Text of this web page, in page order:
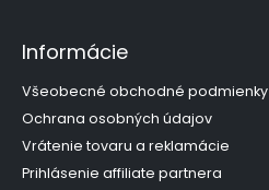
Informácie
Všeobecné obchodné podmienky
Ochrana osobných údajov
Vrátenie tovaru a reklamácie
Prihlásenie affiliate partnera